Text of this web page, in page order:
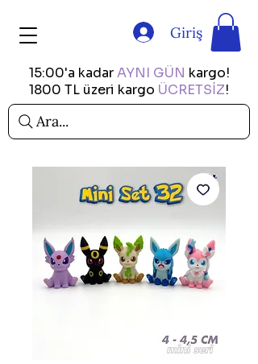
1800 TL üzeri kargo ÜCRETSİZ!
15:00'a kadar AYNI GÜN kargo!
Ara...
Giriş